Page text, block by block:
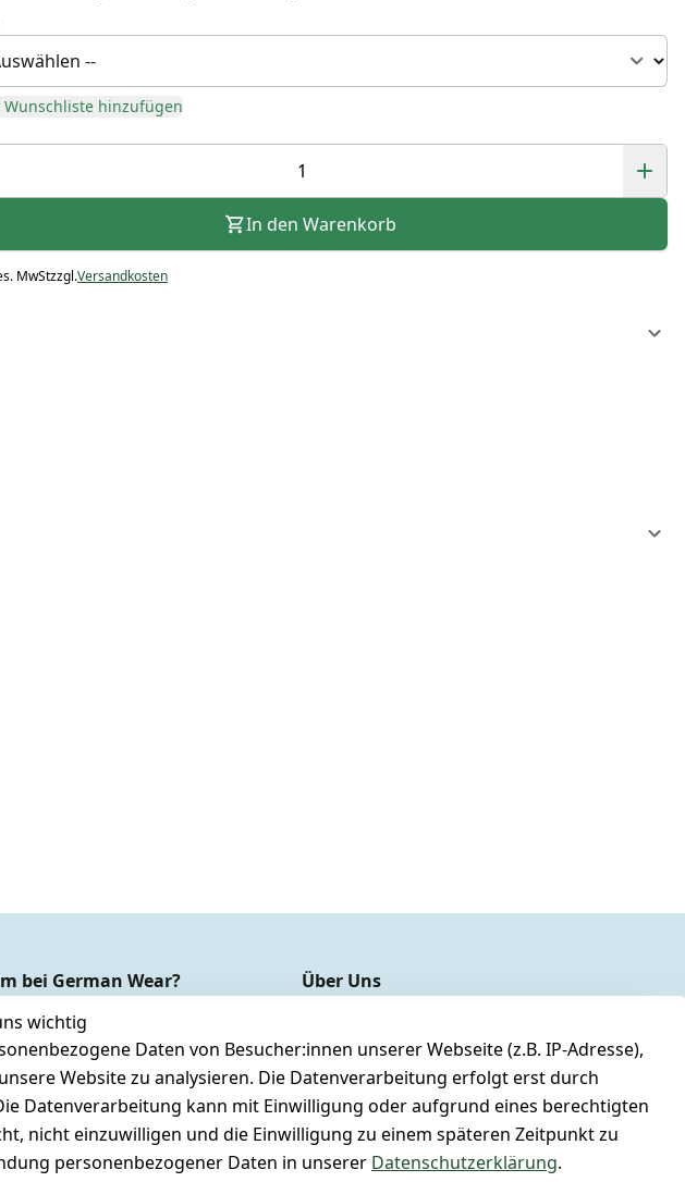
Wunschliste hinzufügen
In den Warenkorb
MwStzzgl.Versandkosten
wichtig
Daten von Besucher:innen unserer Webseite (z.B. IP-Adresse),
Website zu analysieren. Die Datenverarbeitung erfolgt erst durch
Datenverarbeitung kann mit Einwilligung oder aufgrund eines berechtigten
nicht einzuwilligen und die Einwilligung zu einem späteren Zeitpunkt zu
personenbezogener Daten in unserer Datenschutzerklärung.
bei German Wear?
Tiefpreisgarantie*
24h-Versand
Warenbestand
aus eigener Herstellung
Geschäftserfahrung
Über Uns
unsere Facebook-Seite
unsere Damen & Herren Größentabelle
unsere Gutscheine & SALE
Whatsapp Nr.: +4951167695014
Lagerverkauf: Ikarusallee 13, 30179 Hannover